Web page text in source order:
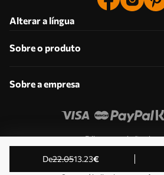
de22.0513.23€
Alterar a língua
Sobre o produto
Sobre a empresa
Edite as permissões de
© 2011-2026 Uwalls . Todos os
Operado por KLW Sp. z o.o. VAT